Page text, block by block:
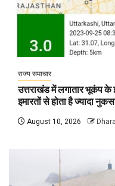
राज्य समाचार
उत्तराखंड में लगातार भूकंप के
इमारतों से होता है ज्यादा
August 10, 2026